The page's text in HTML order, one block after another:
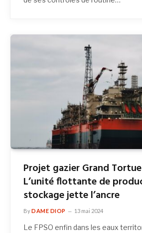
Projet gazier Grand
L’unité flottante de
stockage jette l’ancre
ByDAME DIOP 13 mai 2024
Le FPSO enfin dans les eaux